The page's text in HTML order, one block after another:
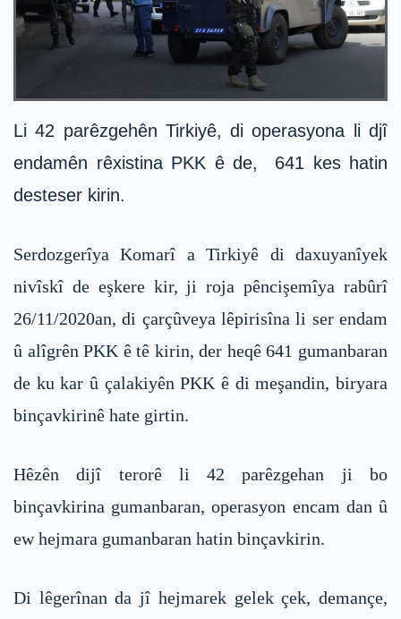
Li 42 parêzgehên Tirkiyê, di operasyona li djî
endamên rêxistina PKK ê de, 641 kes hatin
desteser kirin.
Serdozgerîya Komarî a Tirkiyê di daxuyanîyek
nivîskî de eşkere kir, ji roja pêncişemîya rabûrî
26/11/2020an, di çarçûveya lêpirisîna li ser endam
û alîgrên PKK ê tê kirin, der heqê 641 gumanbaran
de ku kar û çalakiyên PKK ê di meşandin, biryara
binçavkirinê hate girtin.
Hêzên dijî terorê li 42 parêzgehan ji bo
binçavkirina gumanbaran, operasyon encam dan û
ew hejmara gumanbaran hatin binçavkirin.
Di lêgerînan da jî hejmarek gelek çek, demançe,